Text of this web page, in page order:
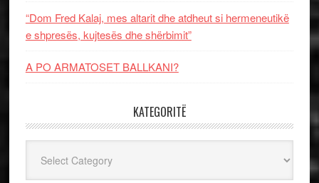
“Dom Fred Kalaj, mes altarit dhe atdheut si hermeneutikë
e shpresës, kujtesës dhe shërbimit”
A PO ARMATOSET BALLKANI?
KATEGORITË